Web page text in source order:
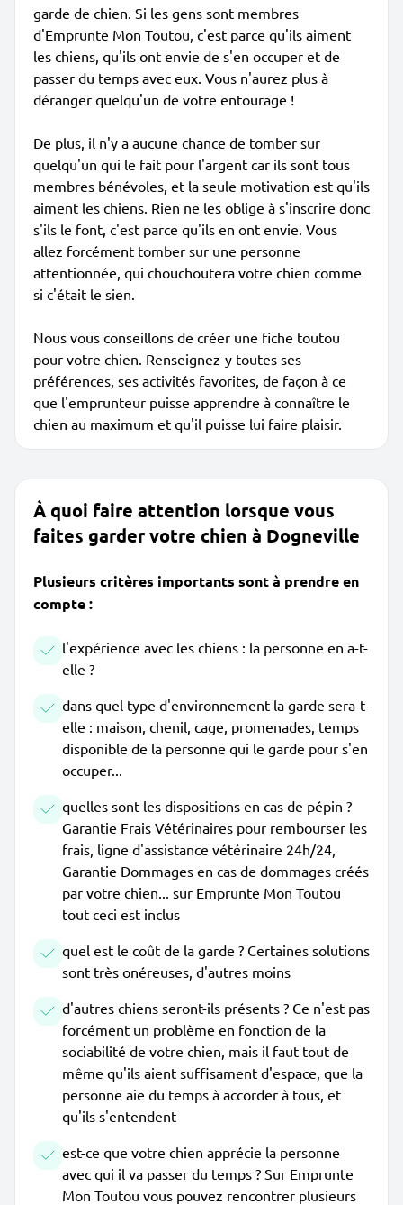
garde de chien. Si les gens sont membres
d'Emprunte Mon Toutou, c'est parce qu'ils aiment
les chiens, qu'ils ont envie de s'en occuper et de
passer du temps avec eux. Vous n'aurez plus à
déranger quelqu'un de votre entourage !
De plus, il n'y a aucune chance de tomber sur
quelqu'un qui le fait pour l'argent car ils sont tous
membres bénévoles, et la seule motivation est qu'ils
aiment les chiens. Rien ne les oblige à s'inscrire donc
s'ils le font, c'est parce qu'ils en ont envie. Vous
allez forcément tomber sur une personne
attentionnée, qui chouchoutera votre chien comme
si c'était le sien.
Nous vous conseillons de créer une fiche toutou
pour votre chien. Renseignez-y toutes ses
préférences, ses activités favorites, de façon à ce
que l'emprunteur puisse apprendre à connaître le
chien au maximum et qu'il puisse lui faire plaisir.
À quoi faire attention lorsque vous
faites garder votre chien à Dogneville
Plusieurs critères importants sont à prendre en
compte :
l'expérience avec les chiens : la personne en a-t-
elle ?
dans quel type d'environnement la garde sera-t-
elle : maison, chenil, cage, promenades, temps
disponible de la personne qui le garde pour s'en
occuper...
quelles sont les dispositions en cas de pépin ?
Garantie Frais Vétérinaires pour rembourser les
frais, ligne d'assistance vétérinaire 24h/24,
Garantie Dommages en cas de dommages créés
par votre chien... sur Emprunte Mon Toutou
tout ceci est inclus
quel est le coût de la garde ? Certaines solutions
sont très onéreuses, d'autres moins
d'autres chiens seront-ils présents ? Ce n'est pas
forcément un problème en fonction de la
sociabilité de votre chien, mais il faut tout de
même qu'ils aient suffisament d'espace, que la
personne aie du temps à accorder à tous, et
qu'ils s'entendent
est-ce que votre chien apprécie la personne
avec qui il va passer du temps ? Sur Emprunte
Mon Toutou vous pouvez rencontrer plusieurs